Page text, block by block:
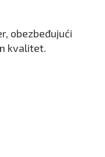
obezbeđujući
kvalitet.